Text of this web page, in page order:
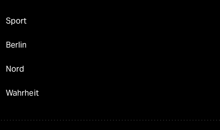
Sport
Berlin
Nord
Wahrheit